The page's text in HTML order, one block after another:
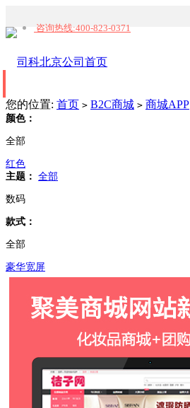
咨询热线:400-823-0371
您的位置: 首页 > B2C商城 > 商城APP
颜色：
全部
红色
主题： 全部
数码
款式：
全部
豪华宽屏